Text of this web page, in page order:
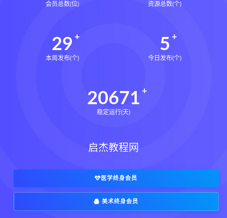
会员总数(位) 资源总数(个)
29
本周发布(个)
5
今日发布(个)
20671
稳定运行(天)
启杰教程网
医学终身会员
美术终身会员